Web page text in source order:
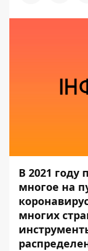
В 2021 году
многое на
многих